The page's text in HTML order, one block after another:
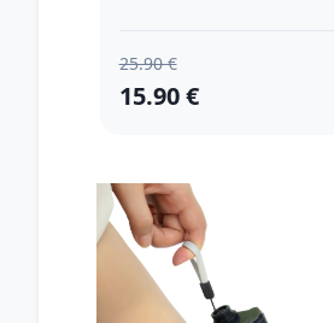
25.90 €
15.90 €